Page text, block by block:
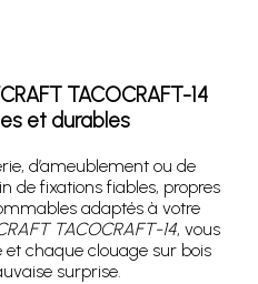
TACOCRAFT-14
et durables
d’ameublement ou de
de fixations fiables, propres
adaptés à votre
TACOCRAFT-14, vous
chaque clouage sur bois
surprise.